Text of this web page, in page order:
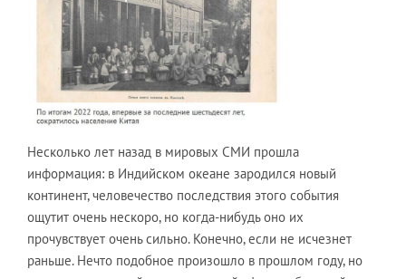
Несколько лет назад в мировых СМИ прошла
информация: в Индийском океане зародился новый
континент, человечество последствия этого события
ощутит очень нескоро, но когда-нибудь оно их
прочувствует очень сильно. Конечно, если не исчезнет
раньше. Нечто подобное произошло в прошлом году, но